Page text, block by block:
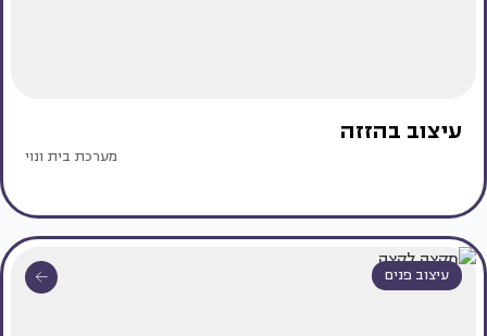
עיצוב בהזזה
מערכת בית ונוי
עיצוב פנים